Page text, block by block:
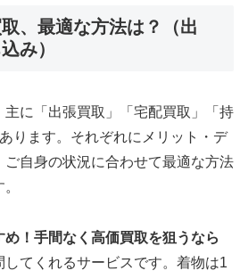
、最適な方法は？（出
み）
に「出張買取」「宅配買取」「持
ります。それぞれにメリット・デ
ご自身の状況に合わせて最適な方法
！手間なく高価買取を狙うなら
てくれるサービスです。着物は1